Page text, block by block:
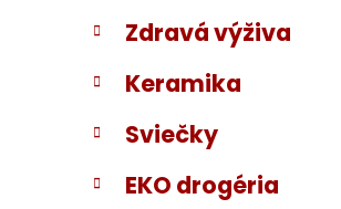
Zdravá výživa
Keramika
Sviečky
EKO drogéria